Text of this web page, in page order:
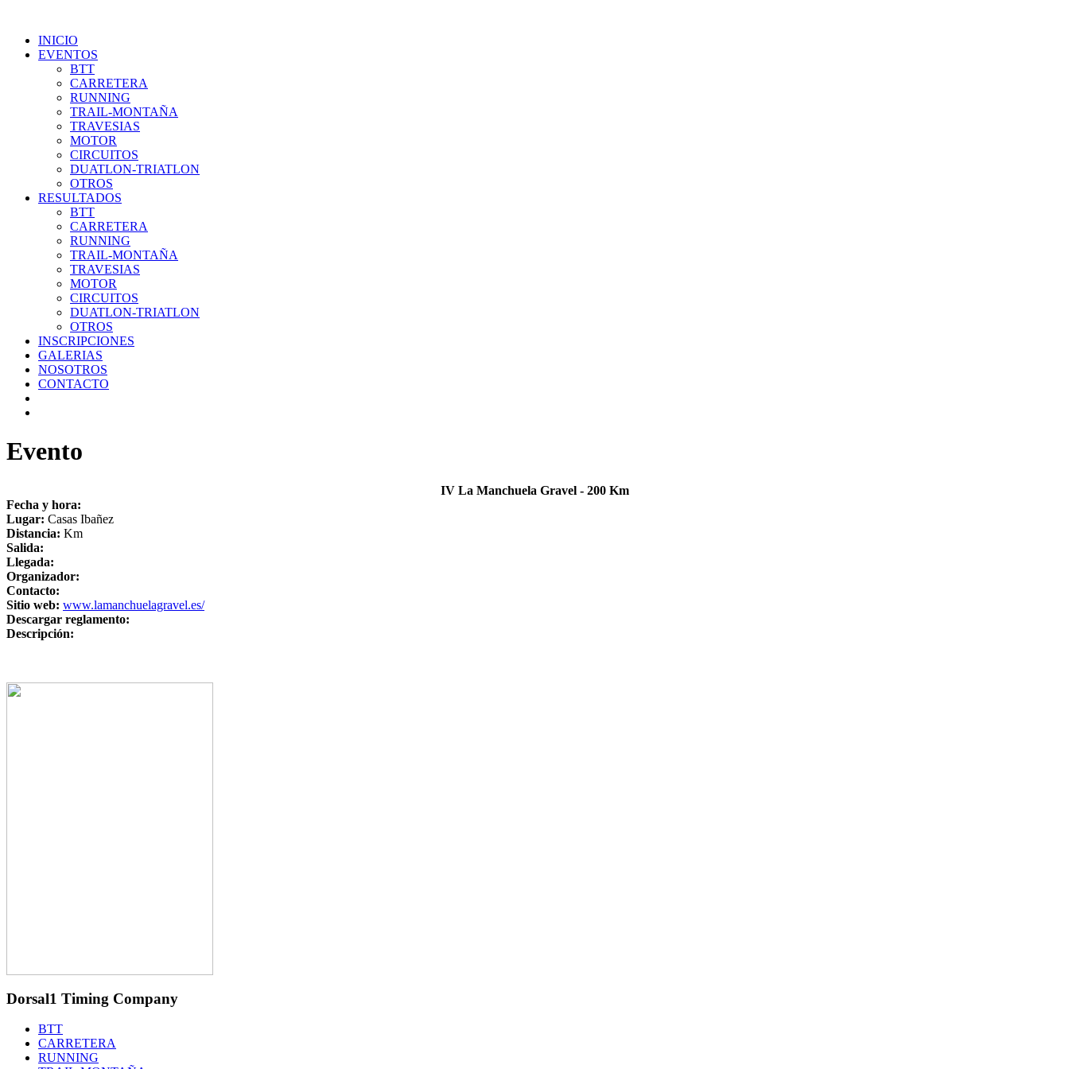
INICIO
EVENTOS
BTT
CARRETERA
RUNNING
TRAIL-MONTAÑA
TRAVESIAS
MOTOR
CIRCUITOS
DUATLON-TRIATLON
OTROS
RESULTADOS
BTT
CARRETERA
RUNNING
TRAIL-MONTAÑA
TRAVESIAS
MOTOR
CIRCUITOS
DUATLON-TRIATLON
OTROS
INSCRIPCIONES
GALERIAS
NOSOTROS
CONTACTO
Evento
IV La Manchuela Gravel - 200 Km
Fecha y hora:
Lugar: Casas Ibañez
Distancia: Km
Salida:
Llegada:
Organizador:
Contacto:
Sitio web: www.lamanchuelagravel.es/
Descargar reglamento:
Descripción:
Dorsal1 Timing Company
BTT
CARRETERA
RUNNING